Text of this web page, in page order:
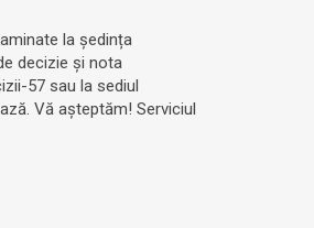
la ședința
decizie și nota
57 sau la sediul
Vă așteptăm! Serviciul